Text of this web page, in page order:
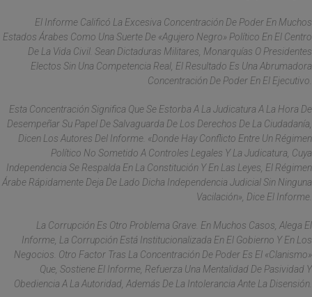
El Informe Calificó La Excesiva Concentración De Poder En Muchos
Estados Árabes Como Una Suerte De «agujero Negro» Político En El Centro
De La Vida Civil. Sean Dictaduras Militares, Monarquías O Presidentes
Electos Sin Una Competencia Real, El Resultado Es Una Abrumadora
Concentración De Poder En El Ejecutivo.
Esta Concentración Significa Que Se Estorba A La Judicatura A La Hora De
Desempeñar Su Papel De Salvaguarda De Los Derechos De La Ciudadanía,
Dicen Los Autores Del Informe. «Donde Hay Conflicto Entre Un Régimen
Político No Sometido A Controles Legales Y La Judicatura, Cuya
Independencia Se Respalda En La Constitución Y En Las Leyes, El Régimen
Árabe Rápidamente Deja De Lado Dicha Independencia Judicial Sin Ninguna
Vacilación», Dice El Informe.
La Corrupción Es Otro Problema Grave. En Muchos Casos, Alega El
Informe, La Corrupción Está Institucionalizada En El Gobierno Y En Los
Negocios. Otro Factor Tras La Concentración De Poder Es El «clanismo»
Que, Sostiene El Informe, Refuerza Una Mentalidad De Pasividad Y
Obediencia A La Autoridad, Además De La Intolerancia Ante La Disensión.